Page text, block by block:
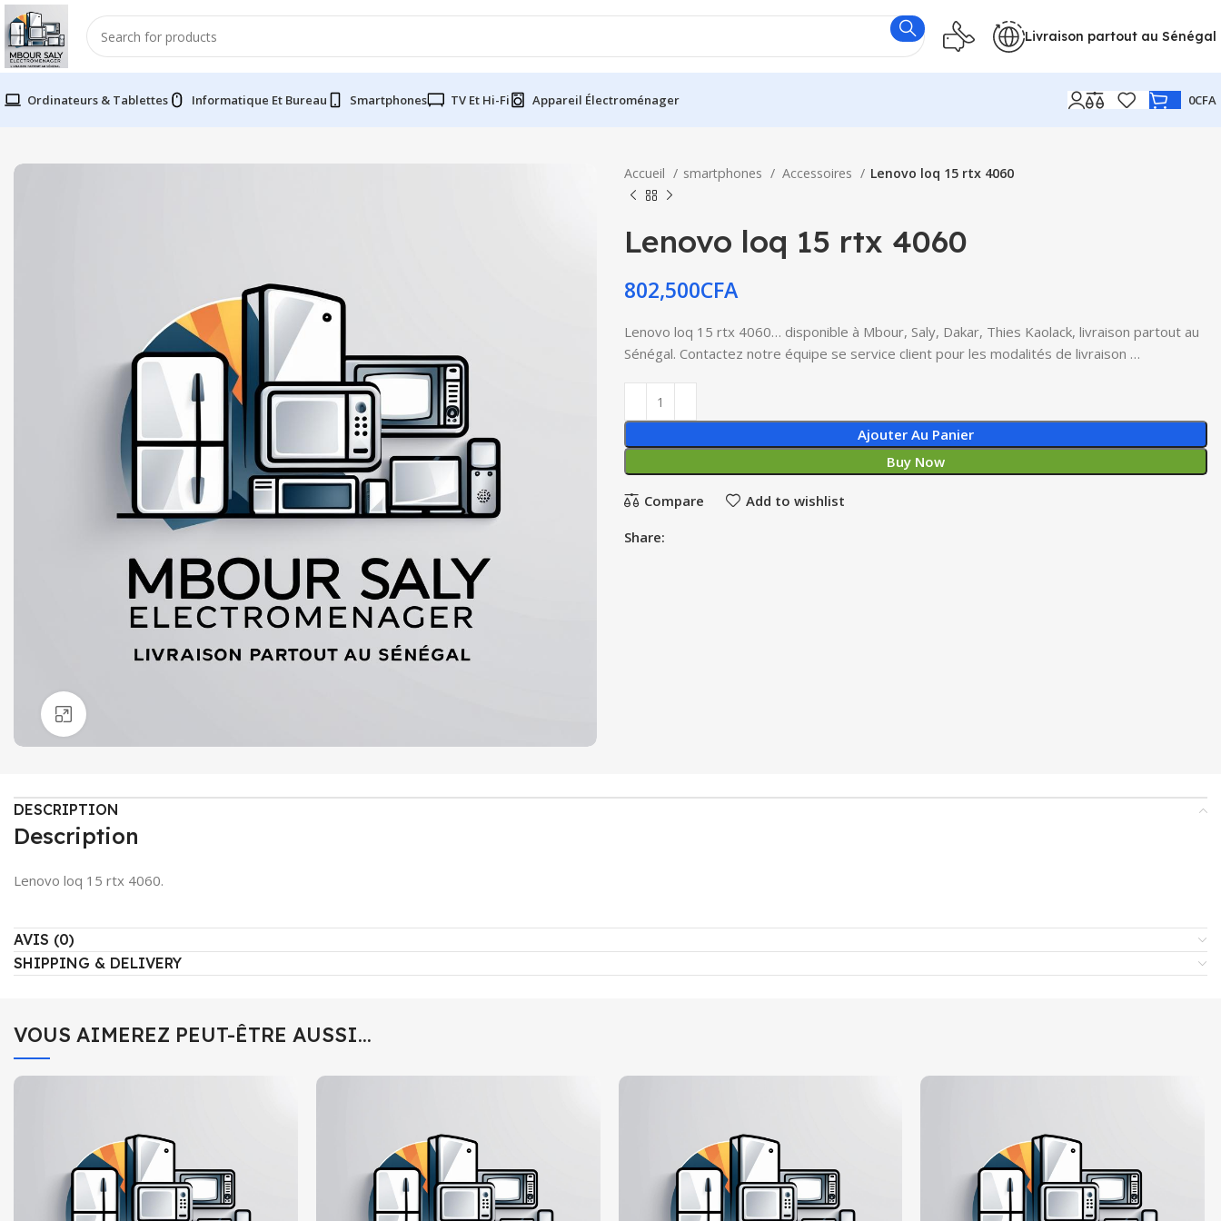
Livraison partout au Sénégal
Ordinateurs & Tablettes Informatique Et Bureau Smartphones TV Et Hi-Fi Appareil Électroménager 0CFA
Accueil smartphones Accessoires Lenovo loq 15 rtx 4060
Lenovo loq 15 rtx 4060
802,500CFA
Lenovo loq 15 rtx 4060… disponible à Mbour, Saly, Dakar, Thies Kaolack, livraison partout au
Sénégal. Contactez notre équipe se service client pour les modalités de livraison …
Ajouter Au Panier
Buy Now
Compare Add to wishlist
Share:
DESCRIPTION
Description
Lenovo loq 15 rtx 4060.
AVIS (0)
SHIPPING & DELIVERY
VOUS AIMEREZ PEUT-ÊTRE AUSSI…